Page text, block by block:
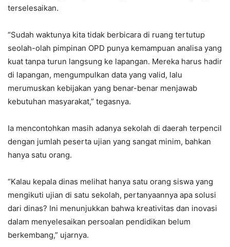
terselesaikan.
“Sudah waktunya kita tidak berbicara di ruang tertutup
seolah-olah pimpinan OPD punya kemampuan analisa yang
kuat tanpa turun langsung ke lapangan. Mereka harus hadir
di lapangan, mengumpulkan data yang valid, lalu
merumuskan kebijakan yang benar-benar menjawab
kebutuhan masyarakat,” tegasnya.
Ia mencontohkan masih adanya sekolah di daerah terpencil
dengan jumlah peserta ujian yang sangat minim, bahkan
hanya satu orang.
“Kalau kepala dinas melihat hanya satu orang siswa yang
mengikuti ujian di satu sekolah, pertanyaannya apa solusi
dari dinas? Ini menunjukkan bahwa kreativitas dan inovasi
dalam menyelesaikan persoalan pendidikan belum
berkembang,” ujarnya.